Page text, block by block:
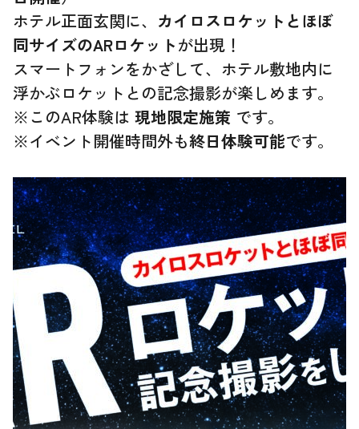
ホテル正面玄関に、 カイロスロケットとほぼ
同サイズのARロケットが出現！
スマートフォンをかざして、ホテル敷地内に
浮かぶロケットとの記念撮影が楽しめます。
※このAR体験は 現地限定施策 です。
※イベント開催時間外も終日体験可能です。